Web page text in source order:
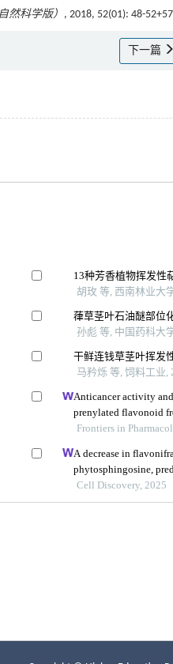
然科学版） , 2018, 52(01): 48-
下一篇